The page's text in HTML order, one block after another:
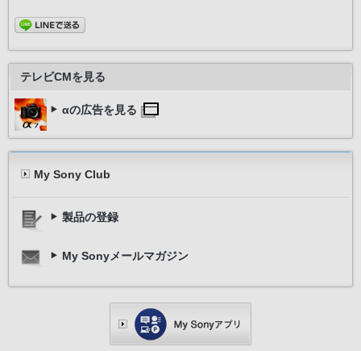
テレビCMを見る
αの広告を見る
My Sony Club
製品の登録
My Sonyメールマガジン